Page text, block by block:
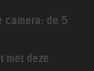
camera: de 5
met deze